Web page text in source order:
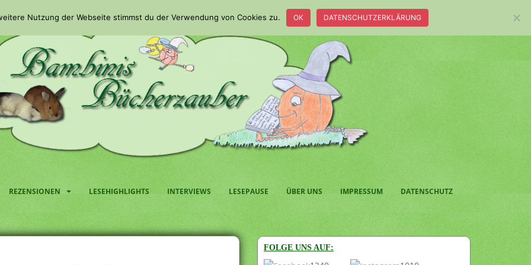
REZENSIONEN LESEHIGHLIGHTS INTERVIEWS LESEPAUSE ÜBER UNS IMPRESSUM DATENSCHUTZ
FOLGE UNS AUF:
Nutzung der Webseite stimmst du der Verwendung von Cookies zu. OK DATENSCHUTZERKLÄRUNG